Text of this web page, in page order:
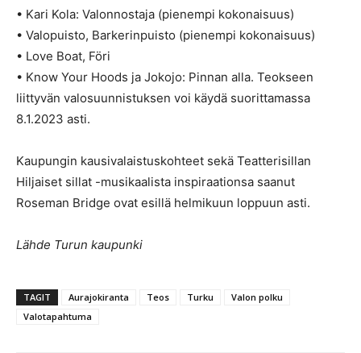
• Kari Kola: Valonnostaja (pienempi kokonaisuus)
• Valopuisto, Barkerinpuisto (pienempi kokonaisuus)
• Love Boat, Föri
• Know Your Hoods ja Jokojo: Pinnan alla. Teokseen
liittyvän valosuunnistuksen voi käydä suorittamassa
8.1.2023 asti.
Kaupungin kausivalaistuskohteet sekä Teatterisillan
Hiljaiset sillat -musikaalista inspiraationsa saanut
Roseman Bridge ovat esillä helmikuun loppuun asti.
Lähde Turun kaupunki
TAGIT Aurajokiranta Teos Turku
Valon polku
Valotapahtuma